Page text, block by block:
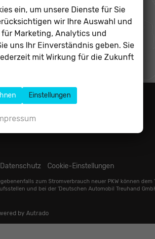
-18:30 Uhr
- 14:00 Uhr
Mittwoch um 13:30 Uhr (GTÜ)
(DEKRA).
Ihres Fahrzeugs!
Datenschutz Cookie-Einstellungen
zum Stromverbrauch neuer PKW können
und bei der 'Deutschen Automobil Treuhand
by Autrado
ein, um unsere Dienste für Sie
wir Ihre Auswahl und
Marketing, Analytics und
uns Ihr Einverständnis geben. Sie
mit Wirkung für die Zukunft
Einstellungen